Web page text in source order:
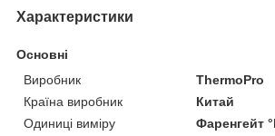
Характеристики
Основні
Виробник
ThermoPro
Країна виробник
Китай
Одиниці виміру
Фаренгейт